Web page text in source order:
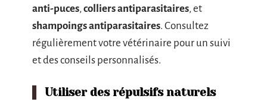
anti-puces, colliers antiparasitaires, et
shampoings antiparasitaires. Consultez
régulièrement votre vétérinaire pour un suivi
et des conseils personnalisés.
Utiliser des répulsifs naturels